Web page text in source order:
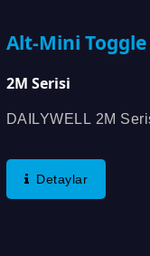
Alt-Mini
2M Serisi
DAILYWELL 2M
Detaylar